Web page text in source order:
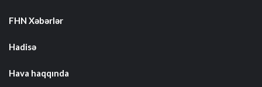
FHN Xəbərlər
Hadisə
Hava haqqında